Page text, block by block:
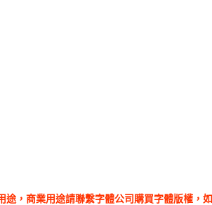
，商業用途請聯繫字體公司購買字體版權，如